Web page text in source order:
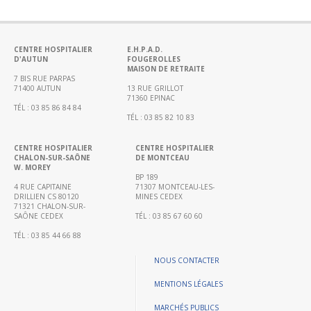
de
–
Recherche
clinique
du
CHWM
Continue
Certification
HAS
Démarche
Qualité
CENTRE HOSPITALIER
D'AUTUN
7 BIS RUE PARPAS
71400 AUTUN
TÉL : 03 85 86 84 84
E.H.P.A.D.
FOUGEROLLES
MAISON DE RETRAITE
13 RUE GRILLOT
71360 EPINAC
TÉL : 03 85 82 10 83
CENTRE HOSPITALIER
CHALON-SUR-SAÔNE
W. MOREY
4 RUE CAPITAINE
DRILLIEN CS 80120
71321 CHALON-SUR-
SAÔNE CEDEX
TÉL : 03 85 44 66 88
CENTRE HOSPITALIER
DE MONTCEAU
BP 189
71307 MONTCEAU-LES-
MINES CEDEX
TÉL : 03 85 67 60 60
NOUS CONTACTER
MENTIONS LÉGALES
MARCHÉS PUBLICS